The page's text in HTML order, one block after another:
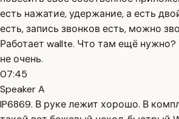
есть нажатие, удержание, а есть
есть, запись звонков есть, можно
Работает wallte. Что там ещё нужно?
не очень.
07:45
Speaker A
IP6869. В руке лежит хорошо. В